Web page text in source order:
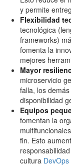
y permite
Flexibilidad
tecnológica
frameworks)
fomenta la
mejores
Mayor
microservicio
falla, los
disponibilidad
Equipos
fomentan la
fin. Esto
cultura DevOps